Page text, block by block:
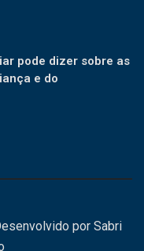
pode dizer sobre as
e do
por Sabri